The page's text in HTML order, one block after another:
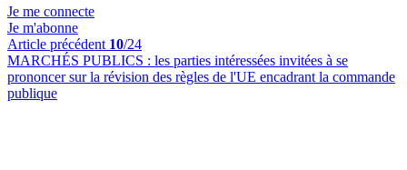
Je me connecte
Je m'abonne
Article précédent 10/24
MARCHÉS PUBLICS : les parties intéressées invitées à se
prononcer sur la révision des règles de l'UE encadrant la commande
publique